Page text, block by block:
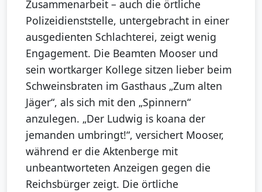
Zusammenarbeit – auch die örtliche
Polizeidienststelle, untergebracht in einer
ausgedienten Schlachterei, zeigt wenig
Engagement. Die Beamten Mooser und
sein wortkarger Kollege sitzen lieber beim
Schweinsbraten im Gasthaus „Zum alten
Jäger“, als sich mit den „Spinnern“
anzulegen. „Der Ludwig is koana der
jemanden umbringt!“, versichert Mooser,
während er die Aktenberge mit
unbeantworteten Anzeigen gegen die
Reichsbürger zeigt. Die örtliche